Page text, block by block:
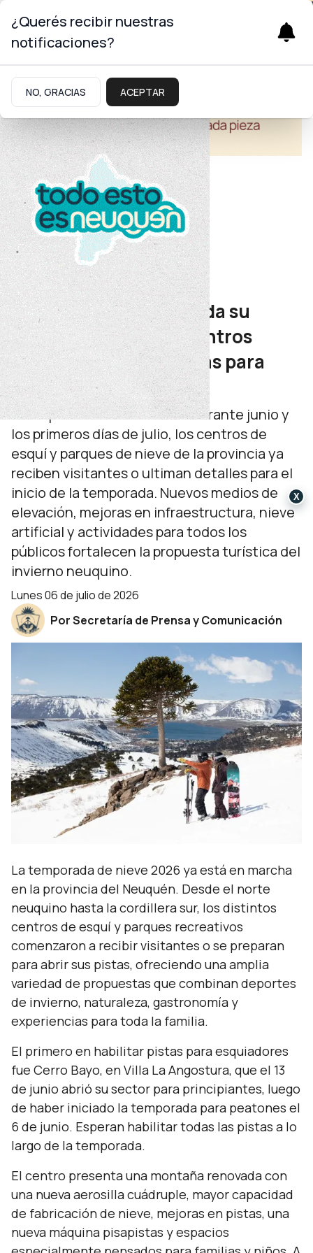
Turismo
Temporada de nieve
Neuquén despliega toda su
oferta de nieve con centros
renovados y propuestas para
toda la familia
Con aperturas escalonadas durante junio y
los primeros días de julio, los centros de
esquí y parques de nieve de la provincia ya
reciben visitantes o ultiman detalles para el
inicio de la temporada. Nuevos medios de
elevación, mejoras en infraestructura, nieve
artificial y actividades para todos los
públicos fortalecen la propuesta turística del
invierno neuquino.
lunes 06 de julio de 2026
Por Secretaría de Prensa y Comunicación
La temporada de nieve 2026 ya está en marcha
en la provincia del Neuquén. Desde el norte
neuquino hasta la cordillera sur, los distintos
centros de esquí y parques recreativos
comenzaron a recibir visitantes o se preparan
para abrir sus pistas, ofreciendo una amplia
variedad de propuestas que combinan deportes
de invierno, naturaleza, gastronomía y
experiencias para toda la familia.
El primero en habilitar pistas para esquiadores
fue Cerro Bayo, en Villa La Angostura, que el 13
de junio abrió su sector para principiantes, luego
de haber iniciado la temporada para peatones el
6 de junio. Esperan habilitar todas las pistas a lo
largo de la temporada.
El centro presenta una montaña renovada con
una nueva aerosilla cuádruple, mayor capacidad
de fabricación de nieve, mejoras en pistas, una
nueva máquina pisapistas y espacios
¿Querés recibir nuestras
notificaciones?
NO, GRACIAS ACEPTAR
X